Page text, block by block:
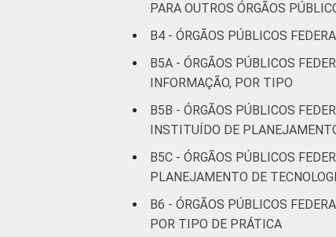
PARA OUTROS ÓRGÃOS
B4 - ÓRGÃOS PÚBLICOS
B5A - ÓRGÃOS PÚBLICOS
INFORMAÇÃO, POR TIPO
B5B - ÓRGÃOS PÚBLICOS
INSTITUÍDO DE
B5C - ÓRGÃOS PÚBLICOS
PLANEJAMENTO DE
B6 - ÓRGÃOS PÚBLICOS
POR TIPO DE PRÁTICA